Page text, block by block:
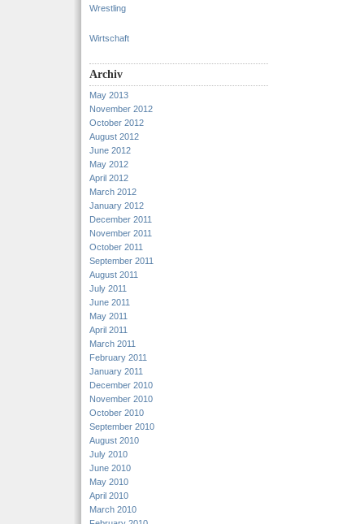
Wrestling
Wirtschaft
Archiv
May 2013
November 2012
October 2012
August 2012
June 2012
May 2012
April 2012
March 2012
January 2012
December 2011
November 2011
October 2011
September 2011
August 2011
July 2011
June 2011
May 2011
April 2011
March 2011
February 2011
January 2011
December 2010
November 2010
October 2010
September 2010
August 2010
July 2010
June 2010
May 2010
April 2010
March 2010